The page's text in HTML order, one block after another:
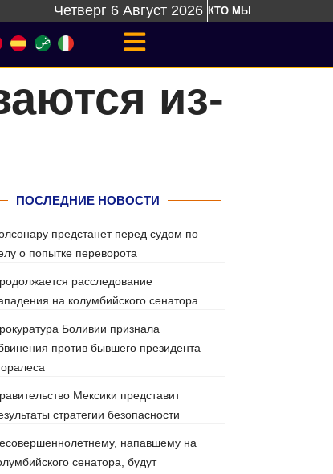
Четверг 6 Август 2026 КТО МЫ
из-
ПОСЛЕДНИЕ НОВОСТИ
предстанет перед судом по
о попытке переворота
расследование
на колумбийского сенатора
Боливии признала
против бывшего президента
Мексики представит
стратегии безопасности
напавшему на
сенатора, будут